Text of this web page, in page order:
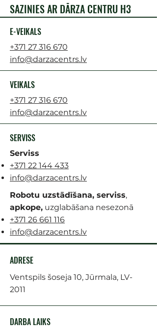
SAZINIES AR DĀRZA CENTRU H3
E-VEIKALS
+371 27 316 670
info@darzacentrs.lv
VEIKALS
+371 27 316 670
info@darzacentrs.lv
SERVISS
Serviss
+371 22 144 433
info@darzacentrs.lv
Robotu uzstādīšana, serviss,
apkope, uzglabāšana nesezonā
+371 26 661 116
info@darzacentrs.lv
ADRESE
Ventspils šoseja 10, Jūrmala, LV-
2011
DARBA LAIKS